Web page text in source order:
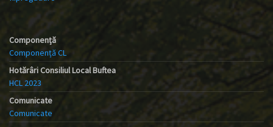
Componență
Componență CL
Hotărâri Consiliul Local Buftea
HCL 2023
Comunicate
Comunicate